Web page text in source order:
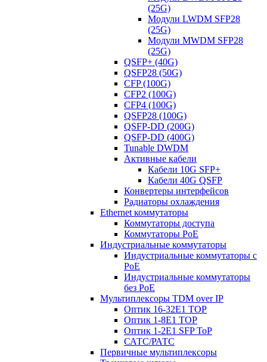
(25G)
Модули LWDM SFP28
(25G)
Модули MWDM SFP28
(25G)
QSFP+ (40G)
QSFP28 (50G)
CFP (100G)
CFP2 (100G)
CFP4 (100G)
QSFP28 (100G)
QSFP-DD (200G)
QSFP-DD (400G)
Tunable DWDM
Активные кабели
Кабели 10G SFP+
Кабели 40G QSFP
Конвертеры интерфейсов
Радиаторы охлаждения
Ethernet коммутаторы
Коммутаторы доступа
Коммутаторы PoE
Индустриальные коммутаторы
Индустриальные коммутаторы с
PoE
Индустриальные коммутаторы
без PoE
Мультиплексоры TDM over IP
Оптик 16-32E1 TOP
Оптик 1-8E1 TOP
Оптик 1-2E1 SFP ToP
САТС/РАТС
Первичные мультиплексоры